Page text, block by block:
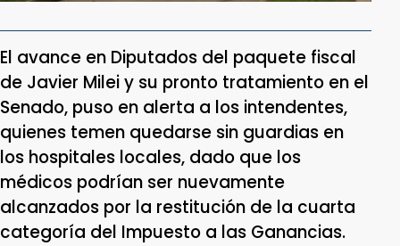
El avance en Diputados del paquete fiscal
de Javier Milei y su pronto tratamiento en el
Senado, puso en alerta a los intendentes,
quienes temen quedarse sin guardias en
los hospitales locales, dado que los
médicos podrían ser nuevamente
alcanzados por la restitución de la cuarta
categoría del Impuesto a las Ganancias.